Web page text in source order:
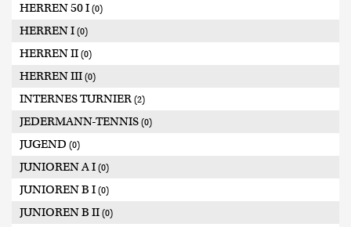
HERREN 50 I (0)
HERREN I (0)
HERREN II (0)
HERREN III (0)
INTERNES TURNIER (2)
JEDERMANN-TENNIS (0)
JUGEND (0)
JUNIOREN A I (0)
JUNIOREN B I (0)
JUNIOREN B II (0)